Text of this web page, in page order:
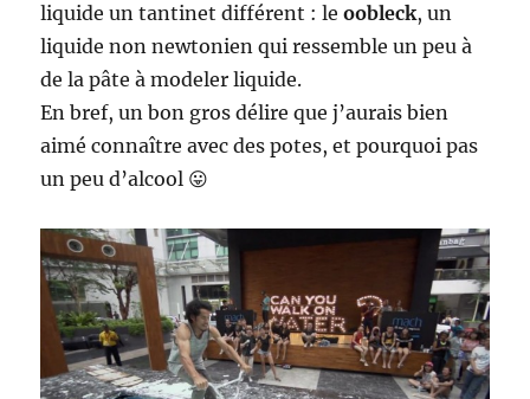
liquide un tantinet différent : leoobleck, un
liquide non newtonien qui ressemble un peu à
de la pâte à modeler liquide.
En bref, un bon gros délire que j’aurais bien
aimé connaître avec des potes, et pourquoi pas
un peu d’alcool 😛